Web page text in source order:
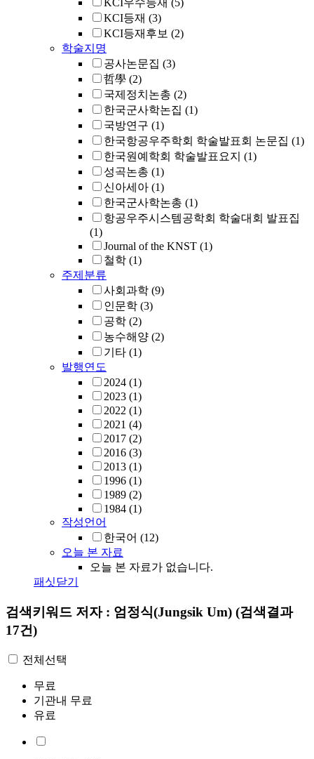
KCI우수등재 (5)
KCI등재 (3)
KCI등재후보 (2)
학술지명
공사논문집 (3)
哲學 (2)
국제정치논총 (2)
한국군사학논집 (1)
국방연구 (1)
한국항공우주학회 학술발표회 논문집 (1)
한국원예학회 학술발표요지 (1)
성곡논총 (1)
신아세아 (1)
한국군사학논총 (1)
항공우주시스템공학회 학술대회 발표집
(1)
Journal of the KNST (1)
철학 (1)
주제분류
사회과학 (9)
인문학 (3)
공학 (2)
농수해양 (2)
기타 (1)
발행연도
2024 (1)
2023 (1)
2022 (1)
2021 (4)
2017 (2)
2016 (3)
2013 (1)
1996 (1)
1989 (2)
1984 (1)
작성언어
한국어 (12)
오늘 본 자료
오늘 본 자료가 없습니다.
패싯닫기
검색키워드 저자 : 엄정식(Jungsik Um) (검색결과
17건)
전체선택
무료
기관내 무료
유료